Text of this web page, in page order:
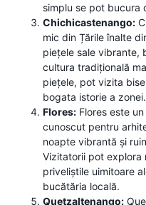
simplu se pot bucura
Chichicastenango:
mic din Țările înalte
piețele sale vibrante,
cultura tradițională
piețele, pot vizita
bogata istorie a zonei.
Flores: Flores este
cunoscut pentru
noapte vibrantă și
Vizitatorii pot explora
priveliștile uimitoare
bucătăria locală.
Quetzaltenango: